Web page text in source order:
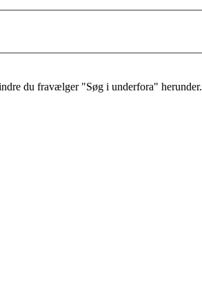
du fravælger "Søg i underfora" herunder.